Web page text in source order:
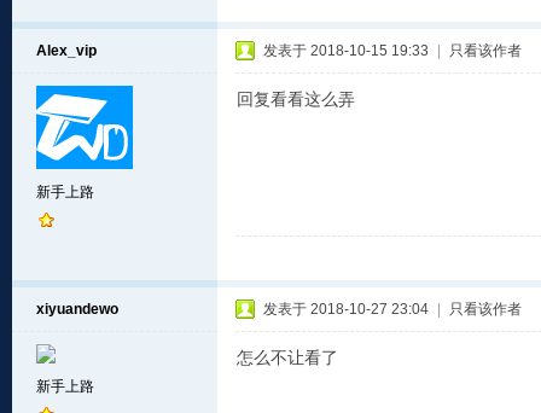
Alex_vip
新手上路
发表于 2018-10-15 19:33 只看该作者
回复看看这么弄
xiyuandewo
新手上路
发表于 2018-10-27 23:04 只看该作者
怎么不让看了